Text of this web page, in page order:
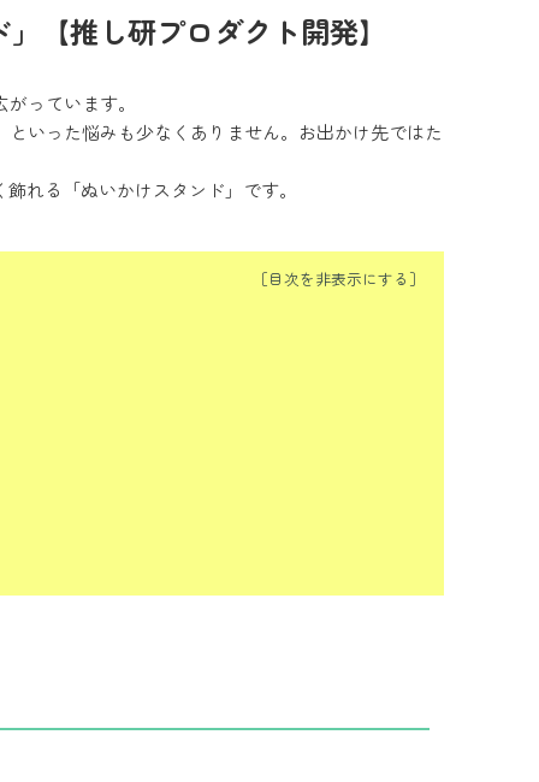
【推し研プロダクト開発】
っています。
いった悩みも少なくありません。お出かけ先ではた
れる「ぬいかけスタンド」です。